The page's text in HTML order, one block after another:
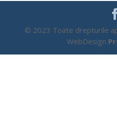
© 2023 Toate drepturile
WebDesign